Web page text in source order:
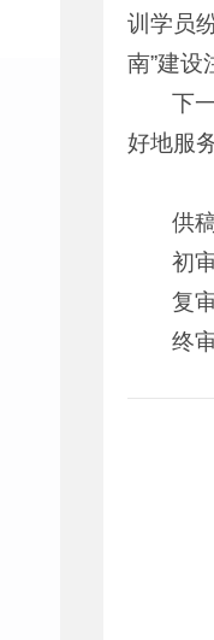
训学员
南”建设
下
好地服
供
初
复
终